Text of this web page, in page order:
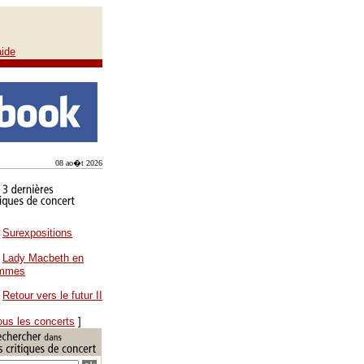
08 ao�t 2026
Surexpositions
Lady Macbeth en
Retour vers le futur II
les concerts ]